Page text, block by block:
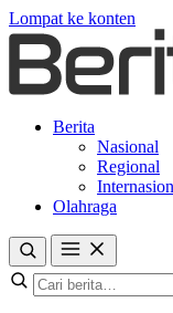
Lompat ke konten
Berita
Nasional
Regional
Olahraga